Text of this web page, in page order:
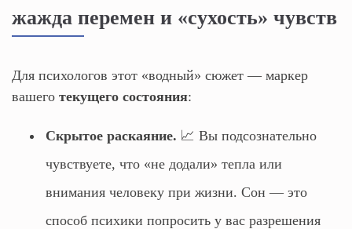
жажда перемен и «сухость» чувств
Для психологов этот «водный» сюжет — маркер
вашего текущего состояния:
Скрытое раскаяние. 📈 Вы подсознательно
чувствуете, что «не додали» тепла или
внимания человеку при жизни. Сон — это
способ психики попросить у вас разрешения